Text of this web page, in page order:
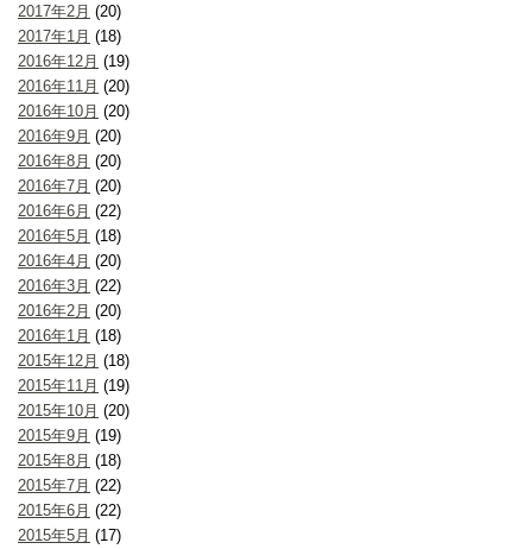
2017年2月 (20)
2017年1月 (18)
2016年12月 (19)
2016年11月 (20)
2016年10月 (20)
2016年9月 (20)
2016年8月 (20)
2016年7月 (20)
2016年6月 (22)
2016年5月 (18)
2016年4月 (20)
2016年3月 (22)
2016年2月 (20)
2016年1月 (18)
2015年12月 (18)
2015年11月 (19)
2015年10月 (20)
2015年9月 (19)
2015年8月 (18)
2015年7月 (22)
2015年6月 (22)
2015年5月 (17)